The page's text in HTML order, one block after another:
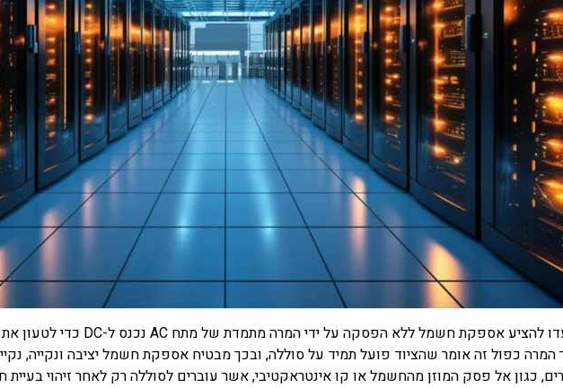
כפול זה אומר שהציוד פועל תמיד על סוללה, ובכך מבטיח אספקת חשמל יציבה ונקייה,
כגוןאל פסק המוזן מהחשמל או קו אינטראקטיבי, אשר עוברים לסוללה רק לאחר זיהוי